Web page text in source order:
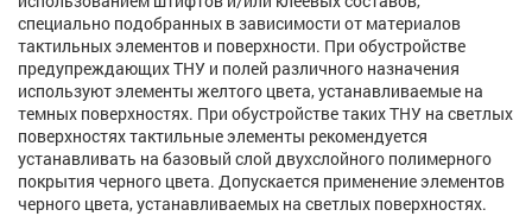
специально подобранных в зависимости от материалов
тактильных элементов и поверхности. При обустройстве
предупреждающих ТНУ и полей различного назначения
используют элементы желтого цвета, устанавливаемые на
темных поверхностях. При обустройстве таких ТНУ на светлых
поверхностях тактильные элементы рекомендуется
устанавливать на базовый слой двухслойного полимерного
покрытия черного цвета. Допускается применение элементов
черного цвета, устанавливаемых на светлых поверхностях.